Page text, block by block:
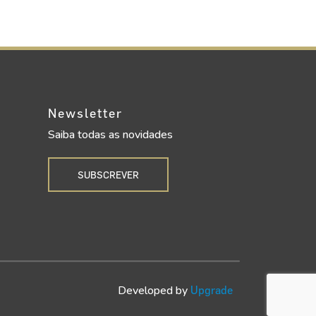
Newsletter
Saiba todas as novidades
SUBSCREVER
Developed by Upgrade